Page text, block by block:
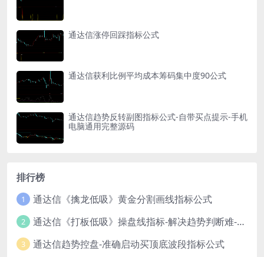
通达信涨停回踩指标公式
通达信获利比例平均成本筹码集中度90公式
通达信趋势反转副图指标公式-自带买点提示-手机
电脑通用完整源码
排行榜
1 通达信《擒龙低吸》黄金分割画线指标公式
2 通达信《打板低吸》操盘线指标-解决趋势判断难-新手也能轻松参考！
3 通达信趋势控盘-准确启动买顶底波段指标公式